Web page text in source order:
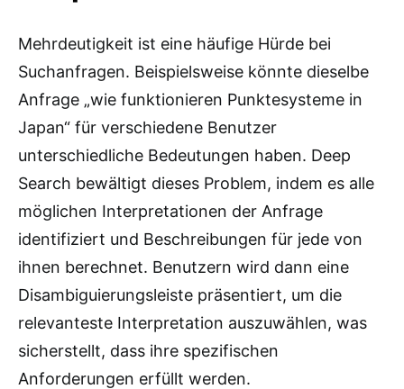
Mehrdeutigkeit ist eine häufige Hürde bei
Suchanfragen. Beispielsweise könnte dieselbe
Anfrage „wie funktionieren Punktesysteme in
Japan“ für verschiedene Benutzer
unterschiedliche Bedeutungen haben. Deep
Search bewältigt dieses Problem, indem es alle
möglichen Interpretationen der Anfrage
identifiziert und Beschreibungen für jede von
ihnen berechnet. Benutzern wird dann eine
Disambiguierungsleiste präsentiert, um die
relevanteste Interpretation auszuwählen, was
sicherstellt, dass ihre spezifischen
Anforderungen erfüllt werden.